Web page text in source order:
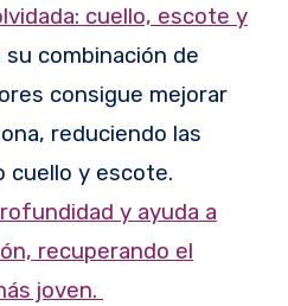
cuello, escote y
su combinación de
consigue mejorar
reduciendo las
cuello y escote.
y ayuda a
recuperando el
joven.